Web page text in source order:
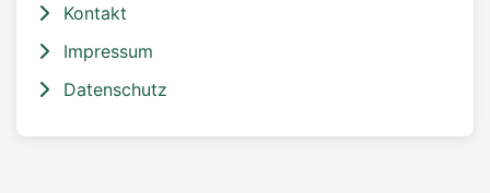
Kontakt
Impressum
Datenschutz